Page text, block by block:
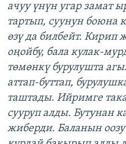
ачуу үнүн угар замат
тартып, суунун боюна
өзү да билбейт. Кирип
оңойбу, бала кулак-
төмөнкү бурулушта
аттап-буттап,
таштады. Ийримге
сууруп алды. Бутунан
жиберди. Баланын